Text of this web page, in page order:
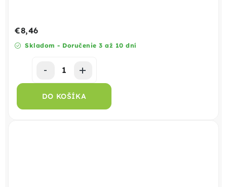
Skladom - Doručenie 3 až 10 dní
€8,46
DO KOŠÍKA